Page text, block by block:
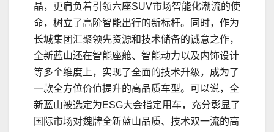
晶，更肩负着引领六座SUV市场智能化潮流的使
命，树立了高阶智能出行的新标杆。同时，作为
长城集团汇聚领先资源和技术储备的诚意之作，
全新蓝山还在智能座舱、智能动力以及内饰设计
等多个维度上，实现了全面的技术升级，成为了
一款全方位价值提升的高品质车型。可以说，全
新蓝山被选定为ESG大会指定用车，充分彰显了
国际市场对魏牌全新蓝山品质、技术双一流的高